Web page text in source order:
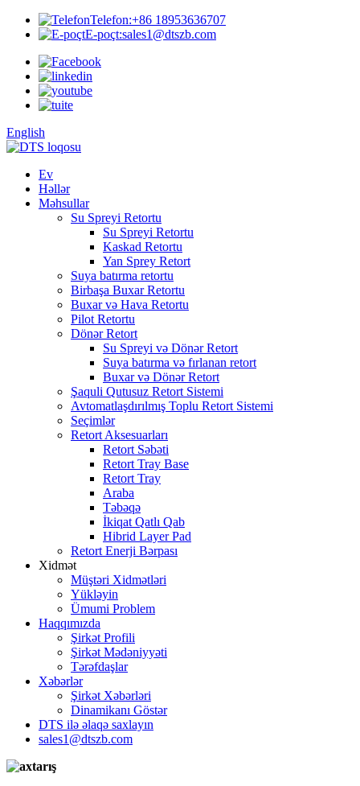
Telefon:+86 18953636707
E-poçt:sales1@dtszb.com
English
Ev
Həllər
Məhsullar
Su Spreyi Retortu
Su Spreyi Retortu
Kaskad Retortu
Yan Sprey Retort
Suya batırma retortu
Birbaşa Buxar Retortu
Buxar və Hava Retortu
Pilot Retortu
Dönər Retort
Su Spreyi və Dönər Retort
Suya batırma və fırlanan retort
Buxar və Dönər Retort
Şaquli Qutusuz Retort Sistemi
Avtomatlaşdırılmış Toplu Retort Sistemi
Seçimlər
Retort Aksesuarları
Retort Səbəti
Retort Tray Base
Retort Tray
Araba
Təbəqə
İkiqat Qatlı Qab
Hibrid Layer Pad
Retort Enerji Bərpası
Xidmət
Müştəri Xidmətləri
Yükləyin
Ümumi Problem
Haqqımızda
Şirkət Profili
Şirkət Mədəniyyəti
Tərəfdaşlar
Xəbərlər
Şirkət Xəbərləri
Dinamikanı Göstər
DTS ilə əlaqə saxlayın
sales1@dtszb.com